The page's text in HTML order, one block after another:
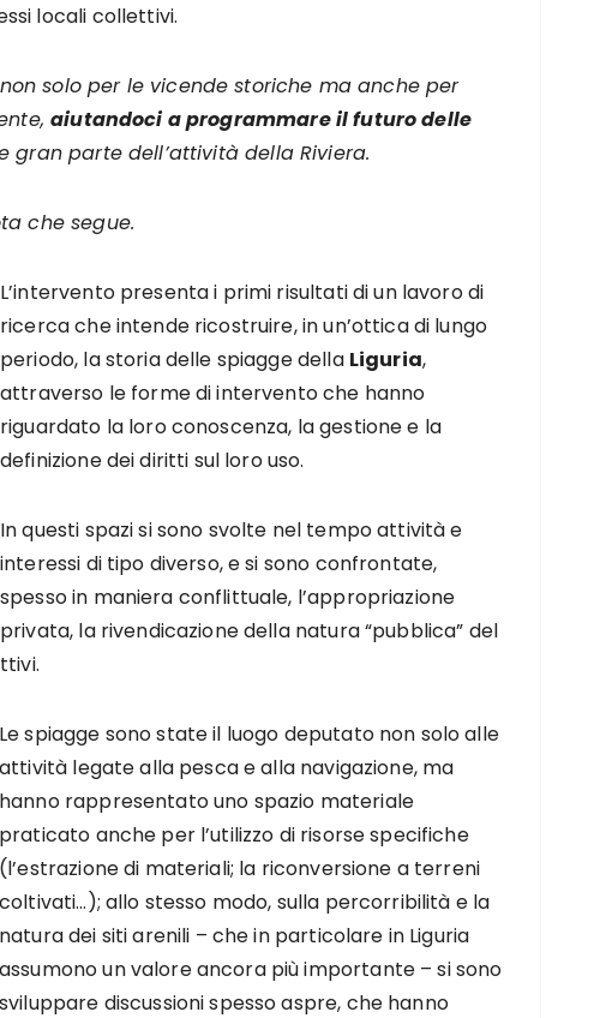
locali collettivi.
solo per le vicende storiche ma anche per
aiutandoci a programmare il futuro delle
gran parte dell’attività della Riviera.
che segue.
L’intervento presenta i primi risultati di un lavoro di
ricerca che intende ricostruire, in un’ottica di lungo
periodo, la storia delle spiagge della Liguria,
attraverso le forme di intervento che hanno
riguardato la loro conoscenza, la gestione e la
definizione dei diritti sul loro uso.
In questi spazi si sono svolte nel tempo attività e
interessi di tipo diverso, e si sono confrontate,
spesso in maniera conflittuale, l’appropriazione
privata, la rivendicazione della natura “pubblica” del
Le spiagge sono state il luogo deputato non solo alle
attività legate alla pesca e alla navigazione, ma
hanno rappresentato uno spazio materiale
praticato anche per l’utilizzo di risorse specifiche
(l’estrazione di materiali; la riconversione a terreni
coltivati…); allo stesso modo, sulla percorribilità e la
natura dei siti arenili – che in particolare in Liguria
assumono un valore ancora più importante – si sono
sviluppare discussioni spesso aspre, che hanno